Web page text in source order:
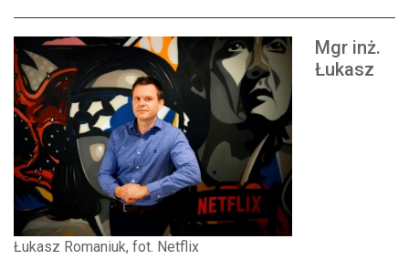
Łukasz Romaniuk, fot. Netflix
Mgr inż.
Łukasz